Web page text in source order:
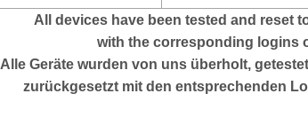
All devices have been tested and reset
with the corresponding logins
Alle Geräte wurden von uns überholt,
zurückgesetzt mit den entsprechenden